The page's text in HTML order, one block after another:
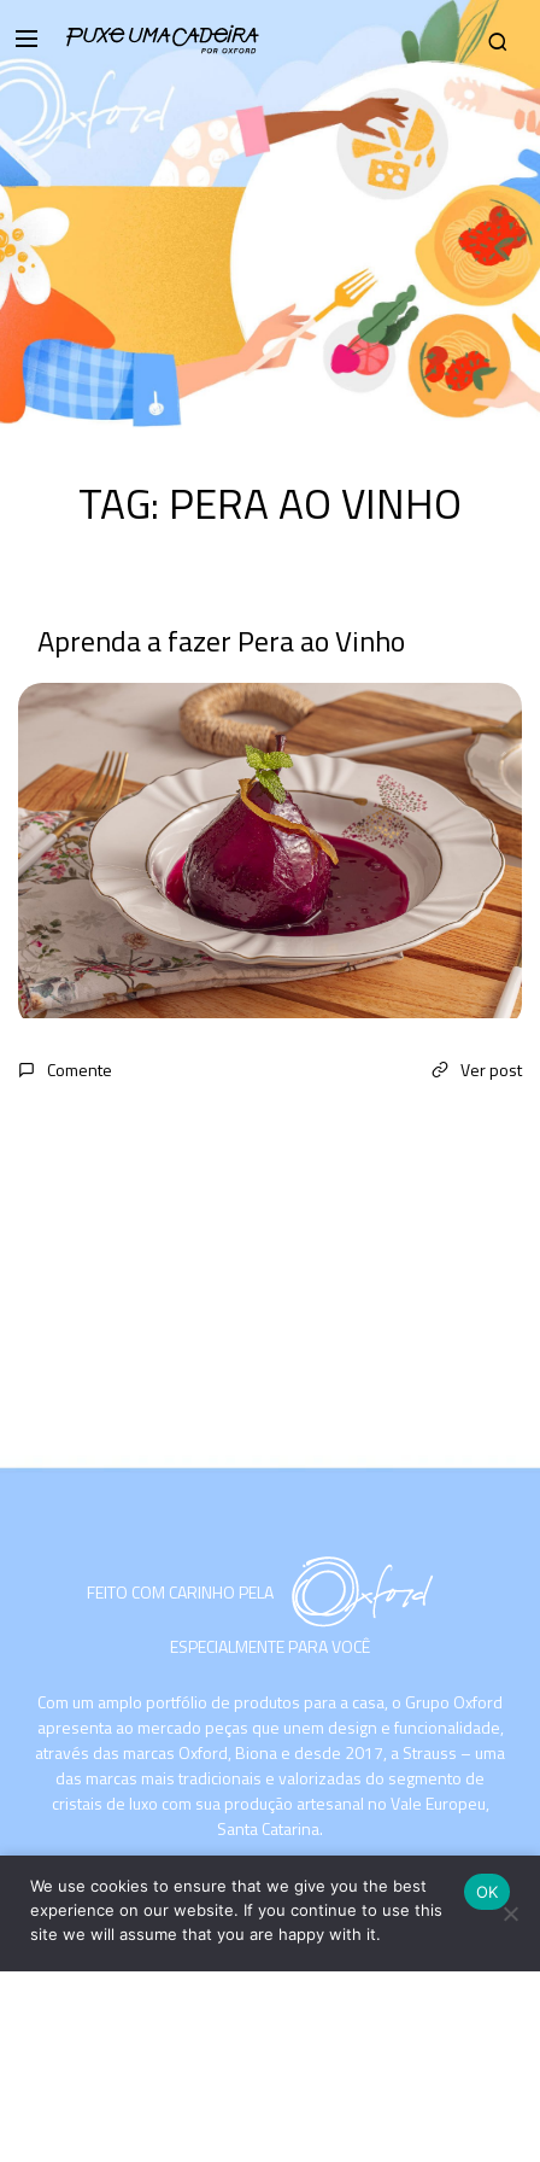
TAG: PERA AO VINHO
Aprenda a fazer Pera ao Vinho
Comente Ver post
FEITO COM CARINHO PELA
ESPECIALMENTE PARA VOCÊ
Com um amplo portfólio de produtos para a casa, o Grupo Oxford
apresenta ao mercado peças que unem design e funcionalidade,
através das marcas Oxford, Biona e desde 2017, a Strauss – uma
das marcas mais tradicionais e valorizadas do segmento de
cristais de luxo com sua produção artesanal no Vale Europeu,
Santa Catarina.
We use cookies to ensure that we give you the best
experience on our website. If you continue to use this
site we will assume that you are happy with it.
OK